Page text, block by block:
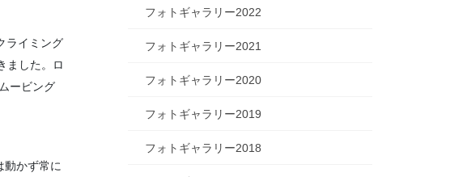
ライミング
ました。ロ
ービング
動かず常に
フォトギャラリー2022
フォトギャラリー2021
フォトギャラリー2020
フォトギャラリー2019
フォトギャラリー2018